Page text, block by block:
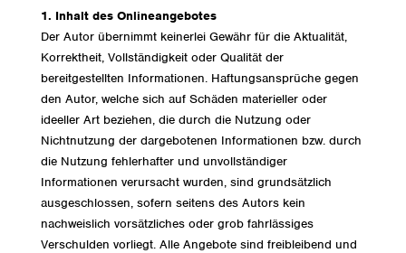
1. Inhalt des Onlineangebotes
Der Autor übernimmt keinerlei Gewähr für die Aktualität,
Korrektheit, Vollständigkeit oder Qualität der
bereitgestellten Informationen. Haftungsansprüche gegen
den Autor, welche sich auf Schäden materieller oder
ideeller Art beziehen, die durch die Nutzung oder
Nichtnutzung der dargebotenen Informationen bzw. durch
die Nutzung fehlerhafter und unvollständiger
Informationen verursacht wurden, sind grundsätzlich
ausgeschlossen, sofern seitens des Autors kein
nachweislich vorsätzliches oder grob fahrlässiges
Verschulden vorliegt. Alle Angebote sind freibleibend und